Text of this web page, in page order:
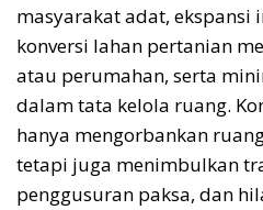
masyarakat adat, ekspansi
konversi lahan pertanian
atau perumahan, serta
dalam tata kelola ruang.
hanya mengorbankan
tetapi juga menimbulkan
penggusuran paksa, dan